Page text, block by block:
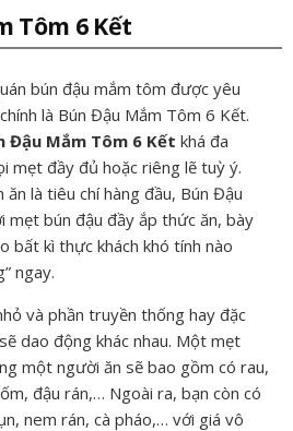
Tôm 6 Kết
bún đậu mắm tôm được yêu
là Bún Đậu Mắm Tôm 6 Kết.
Đậu Mắm Tôm 6 Kết khá đa
mẹt đầy đủ hoặc riêng lẽ tuỳ ý.
là tiêu chí hàng đầu, Bún Đậu
mẹt bún đậu đầy ắp thức ăn, bày
bất kì thực khách khó tính nào
ngay.
và phần truyền thống hay đặc
dao động khác nhau. Một mẹt
một người ăn sẽ bao gồm có rau,
đậu rán,… Ngoài ra, bạn còn có
nem rán, cà pháo,… với giá vô